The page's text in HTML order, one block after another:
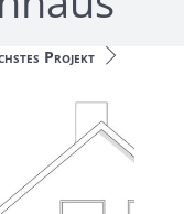
Projekt